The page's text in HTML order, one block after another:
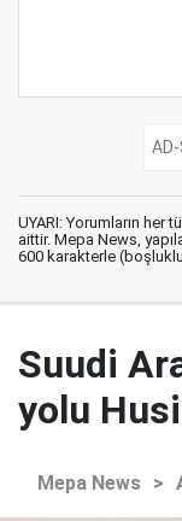
UYARI: Yorumların her
aittir. Mepa News,
600 karakterle (boşluklu)
Suudi
yolu
Mepa News >